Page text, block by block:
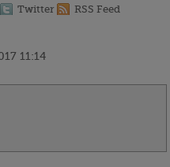
Twitter RSS Feed
11:14